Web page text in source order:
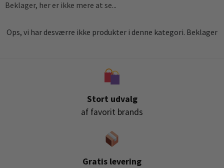
Beklager, her er ikke mere at se...
Ops, vi har desværre ikke produkter i denne kategori. Beklager
Stort udvalg
af favorit brands
Gratis levering